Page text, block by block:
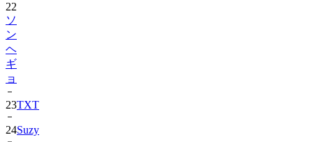
22
ソ
ン
ヘ
ギ
ョ
23TXT
24Suzy